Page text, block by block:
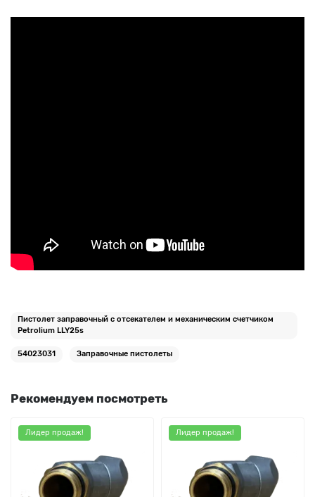
Пистолет заправочный c отсекателем и механическим счетчиком
Petrolium LLY25s
54023031 Заправочные пистолеты
Рекомендуем посмотреть
Лидер продаж! Лидер продаж!